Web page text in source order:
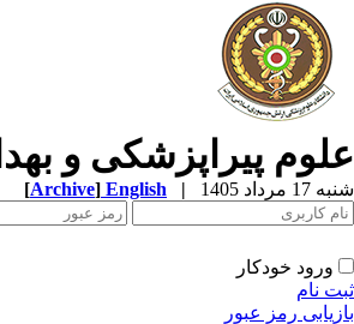
علوم پیراپزشکی و
شنبه 17 مرداد 1405 |
English
[Archive]
ورود خودکار
ثبت نام
بازیابی رمز عبور